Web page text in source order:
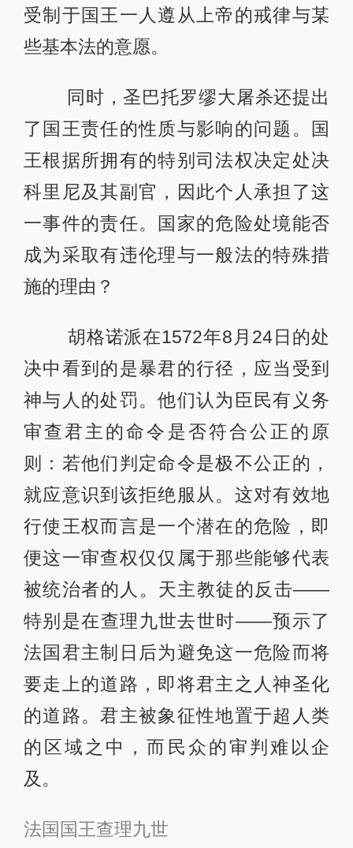
受制于国王一人遵从上帝的戒律与某
些基本法的意愿。
同时，圣巴托罗缪大屠杀还提出
了国王责任的性质与影响的问题。国
王根据所拥有的特别司法权决定处决
科里尼及其副官，因此个人承担了这
一事件的责任。国家的危险处境能否
成为采取有违伦理与一般法的特殊措
施的理由？
胡格诺派在1572年8月24日的处
决中看到的是暴君的行径，应当受到
神与人的处罚。他们认为臣民有义务
审查君主的命令是否符合公正的原
则：若他们判定命令是极不公正的，
就应意识到该拒绝服从。这对有效地
行使王权而言是一个潜在的危险，即
便这一审查权仅仅属于那些能够代表
被统治者的人。天主教徒的反击——
特别是在查理九世去世时——预示了
法国君主制日后为避免这一危险而将
要走上的道路，即将君主之人神圣化
的道路。君主被象征性地置于超人类
的区域之中，而民众的审判难以企
及。
法国国王查理九世